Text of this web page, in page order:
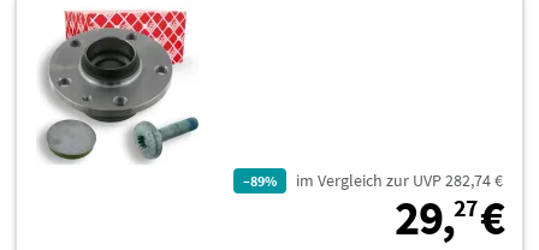
–89% im Vergleich zur UVP 282,74 €
29,27€